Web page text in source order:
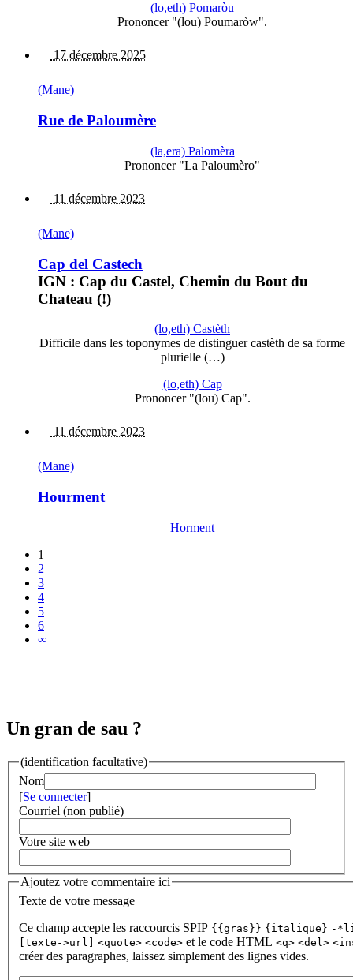
(lo,eth) Pomaròu
Prononcer "(lou) Poumaròw".
17 décembre 2025
(Mane)
Rue de Paloumère
(la,era) Palomèra
Prononcer "La Paloumèro"
11 décembre 2023
(Mane)
Cap del Castech
IGN : Cap du Castel, Chemin du Bout du
Chateau (!)
(lo,eth) Castèth
Difficile dans les toponymes de distinguer castèth de sa forme
plurielle (…)
(lo,eth) Cap
Prononcer "(lou) Cap".
11 décembre 2023
(Mane)
Hourment
Horment
1
2
3
4
5
6
∞
Un gran de sau ?
(identification facultative)
Nom
[Se connecter]
Courriel (non publié)
Votre site web
Ajoutez votre commentaire ici
Texte de votre message
Ce champ accepte les raccourcis SPIP {{gras}} {italique} -
[texte->url] <quote> <code> et le code HTML <q> <del>
créer des paragraphes, laissez simplement des lignes vides.